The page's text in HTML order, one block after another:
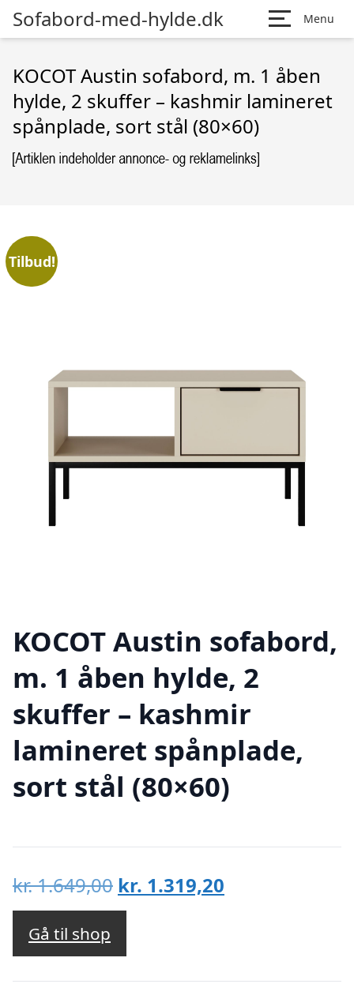
Sofabord-med-hylde.dk Menu
KOCOT Austin sofabord, m. 1 åben
hylde, 2 skuffer – kashmir lamineret
spånplade, sort stål (80×60)
Tilbud!
KOCOT Austin sofabord,
m. 1 åben hylde, 2
skuffer – kashmir
lamineret spånplade,
sort stål (80×60)
kr.1.649,00 Den
oprindelige
var:
kr. 1.649,00.
kr. 1.319,20
kr. 1.319,20.
Gå til shop